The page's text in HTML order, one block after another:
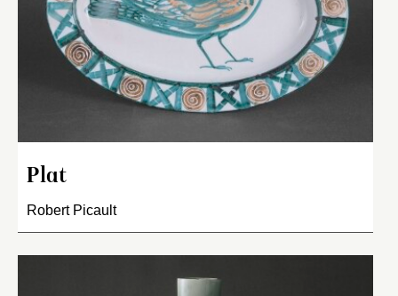
Plat
Robert Picault